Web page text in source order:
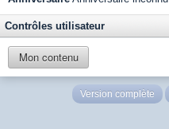
Contrôles utilisateur
Mon contenu
Version complète